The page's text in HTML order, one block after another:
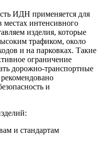
ИДН применяется для
местах интенсивного
изделия, которые
трафиком, около
и на парковках. Такие
ограничение
дорожно-транспортные
и
и стандартам